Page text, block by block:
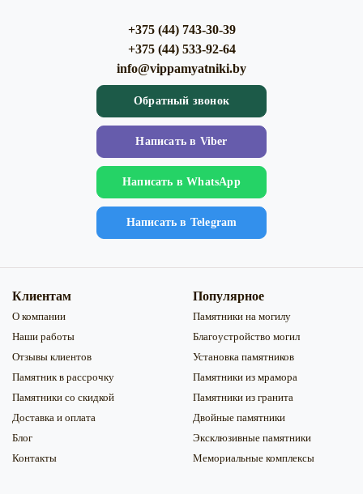
+375 (44) 743-30-39
+375 (44) 533-92-64
info@vippamyatniki.by
Обратный звонок
Напиcать в Viber
Напиcать в WhatsApp
Напиcать в Telegram
Клиентам
О компании
Наши работы
Отзывы клиентов
Памятник в рассрочку
Памятники со скидкой
Доставка и оплата
Блог
Контакты
Популярное
Памятники на могилу
Благоустройство могил
Установка памятников
Памятники из мрамора
Памятники из гранита
Двойные памятники
Эксклюзивные памятники
Мемориальные комплексы